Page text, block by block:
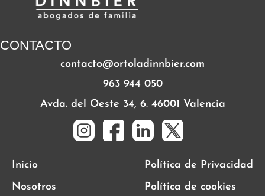
CONTACTO
contacto@ortoladinnbier.com
963 944 050
Avda. del Oeste 34, 6. 46001 Valencia
Inicio
Nosotros
Política de Privacidad
Política de cookies